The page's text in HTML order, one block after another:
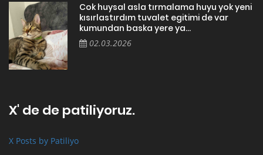
Cok huysal asla tırmalama huyu yok yeni
kısırlastırdım tuvalet egitimi de var
kumundan baska yere ya...
02.03.2026
X' de de patiliyoruz.
X Posts by Patiliyo